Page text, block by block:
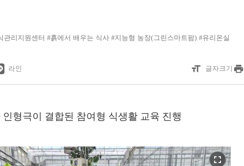
관리지원센터 #흙에서 배우는 식사 #지능형 농장(그린스마트팜) #유리온실
라인 format_size 글자크기 print
인형극이 결합된 참여형 식생활 교육 진행
fullscreen